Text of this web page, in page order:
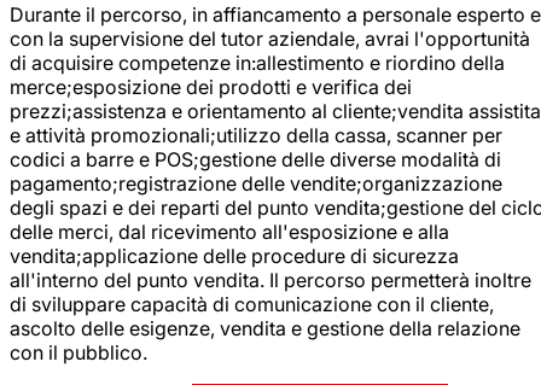
Durante il percorso, in affiancamento a personale esperto e
con la supervisione del tutor aziendale, avrai l'opportunità
di acquisire competenze in:allestimento e riordino della
merce;esposizione dei prodotti e verifica dei
prezzi;assistenza e orientamento al cliente;vendita assistita
e attività promozionali;utilizzo della cassa, scanner per
codici a barre e POS;gestione delle diverse modalità di
pagamento;registrazione delle vendite;organizzazione
degli spazi e dei reparti del punto vendita;gestione del
delle merci, dal ricevimento all'esposizione e alla
vendita;applicazione delle procedure di sicurezza
all'interno del punto vendita. Il percorso permetterà inoltre
di sviluppare capacità di comunicazione con il cliente,
ascolto delle esigenze, vendita e gestione della relazione
con il pubblico.